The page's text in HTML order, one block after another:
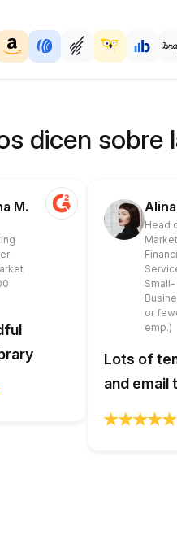
dicen sobre
M.
Head
Small-
or
emp.)
Lots of
and email